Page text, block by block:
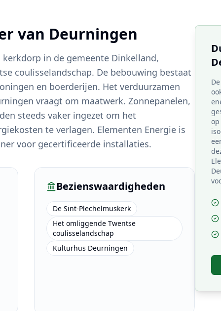
van Deurningen
in de gemeente Dinkelland,
coulisselandschap. De bebouwing bestaat
en boerderijen. Het verduurzamen
vraagt om maatwerk. Zonnepanelen,
steeds vaker ingezet om het
te verlagen. Elementen Energie is
voor gecertificeerde installaties.
Bezienswaardigheden
De Sint-Plechelmuskerk
Het omliggende Twentse
coulisselandschap
Kulturhus Deurningen